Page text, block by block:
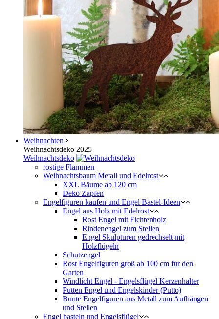
Weihnachten
Weihnachtsdeko 2025
Weihnachtsdeko
rostige Flammen
Weihnachtsbaum Metall und Edelrost
XXL Bäume ab 120 cm
Deko Zapfen
Engelfiguren kaufen und Engel Bastel-Ideen
Engel aus Holz mit Edelrost
Rost Engel mit Fichtenholz
Rindenengel zum Stellen
Engel Skulpturen gedrechselt mit
Holzflügeln
Schutzengel
Rost Engelfiguren groß ab 100 cm für den
Garten
Windlicht Engel - Engelsflügel Kerzenhalter
Putten Engel und Engelskinder (Putto)
Bunte Engelfiguren aus Metall zum Aufhängen
und Stellen
Engel basteln und Engelsflügel